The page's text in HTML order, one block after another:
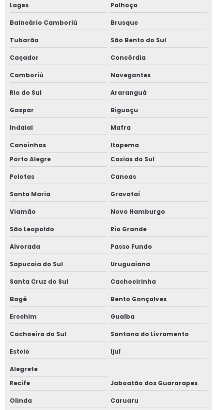
Vistoria de recebimento de obra
Avaliação de imóveis
Lages Palhoça
Balneário Camboriú Brusque
Tubarão São Bento do Sul
Caçador Concórdia
Camboriú Navegantes
Rio do Sul Araranguá
Gaspar Biguaçu
Indaial Mafra
Canoinhas
Itapema
Porto Alegre
Caxias do Sul
Pelotas Canoas
Santa Maria Gravataí
Viamão Novo Hamburgo
São Leopoldo Rio Grande
Alvorada Passo Fundo
Sapucaia do Sul Uruguaiana
Santa Cruz do Sul Cachoeirinha
Bagé Bento Gonçalves
Erechim Guaíba
Cachoeira do Sul Santana do Livramento
Esteio Ijuí
Alegrete
Recife
Jaboatão dos Guararapes
Olinda Caruaru